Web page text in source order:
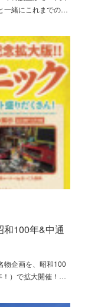
一緒にこれまでの…
和100年&中通
物企画を、昭和100
！）で拡大開催！…